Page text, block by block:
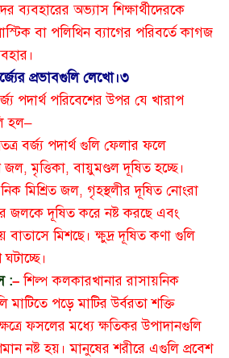
ব্যবহারের অভ্যাস শিক্ষার্থীদেরকে
বা পলিথিন ব্যাগের পরিবর্তে কাগজ
প্রভাবগুলি লেখো।৩
পদার্থ পরিবেশের উপর যে খারাপ
হল–
বর্জ্য পদার্থ গুলি ফেলার ফলে
মৃত্তিকা, বায়ুমণ্ডল দূষিত হচ্ছে।
মিশ্রিত জল, গৃহস্থলীর দূষিত নোংরা
জলকে দূষিত করে নষ্ট করছে এবং
বাতাসে মিশছে। ক্ষুদ্র দূষিত কণা গুলি
:–শিল্প কলকারখানার রাসায়নিক
মাটিতে পড়ে মাটির উর্বরতা শক্তি
ফসলের মধ্যে ক্ষতিকর উপাদানগুলি
নষ্ট হয়। মানুষের শরীরে এগুলি প্রবেশ